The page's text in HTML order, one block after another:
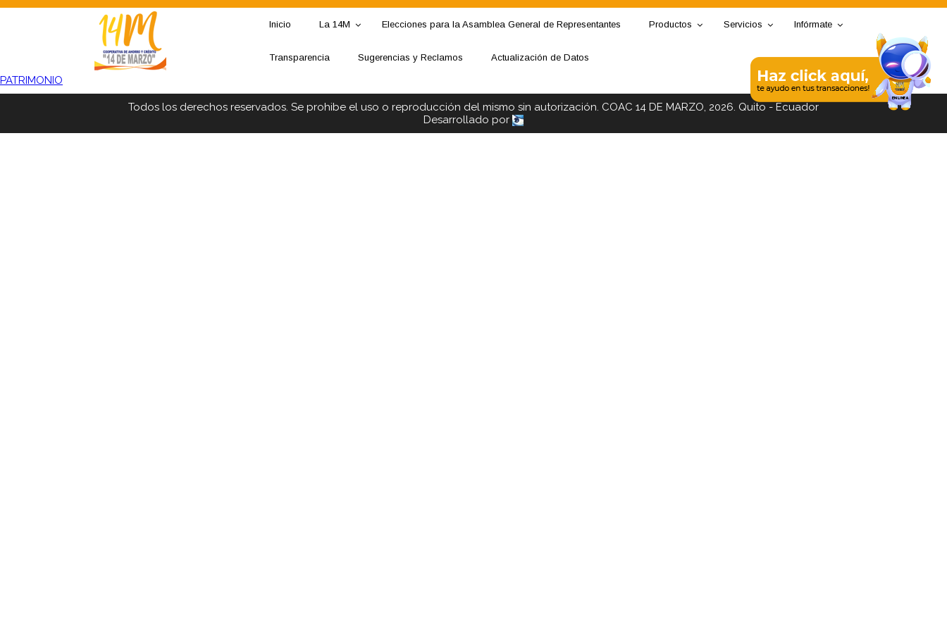
Inicio La 14M Elecciones para la Asamblea General de Representantes Productos Servicios Infórmate
Transparencia Sugerencias y Reclamos Actualización de Datos
PATRIMONIO
Todos los derechos reservados. Se prohibe el uso o reproducción del mismo sin autorización. COAC 14 DE MARZO, 2026. Quito - Ecuador
Desarrollado por